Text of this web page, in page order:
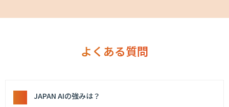
よくある質問
JAPAN AIの強みは？